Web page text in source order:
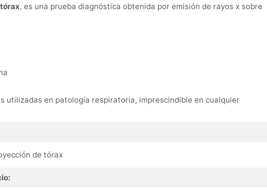
, es una prueba diagnóstica obtenida por emisión de rayos x sobre
utilizadas en patología respiratoria, imprescindible en cualquier
de tórax